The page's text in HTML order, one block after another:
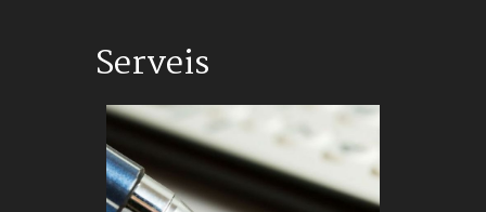
Serveis